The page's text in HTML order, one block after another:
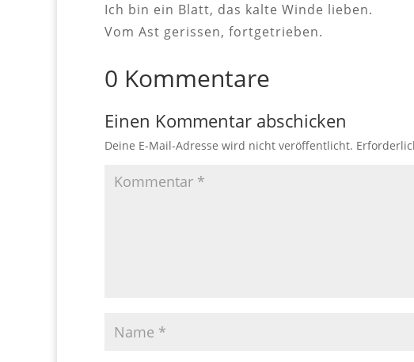
Ich bin ein Blatt, das kalte Winde lieben.
Vom Ast gerissen, fortgetrieben.
0 Kommentare
Einen Kommentar abschicken
Deine E-Mail-Adresse wird nicht veröffentlicht.